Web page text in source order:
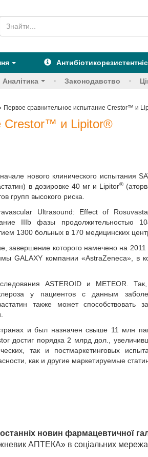
Аналітика Законодавство
Первое сравнительное испытание Crestor™ и
Crestor™ и Lipitor®
нового клинического испытания
в дозировке 40 мг и Lipitor®
групп высокого риска.
Ultrasound: Effect of
IIIb фазы продолжительностью
1300 больных в 170 медицинских
завершение которого намечено на 2011
GALAXY компании «AstraZeneca», в
ASTEROID и METEOR.
у пациентов с данным
также может способствовать
и был назначен свыше 11 млн
достиг порядка 2 млрд дол.,
так и постмаркетинговых
как и другие маркетируемые
новин фармацевтичної
АПТЕКА» в соціальних